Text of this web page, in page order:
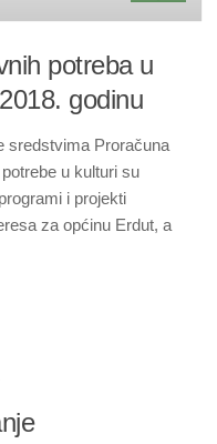
potreba u
godinu
sredstvima Proračuna
u kulturi su
i projekti
za općinu Erdut, a